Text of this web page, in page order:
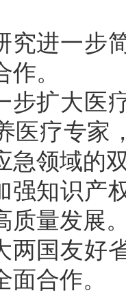
究进一步
。
步扩大医
医疗专家
急领域的
强知识产
质量发展
两国友好
合作。